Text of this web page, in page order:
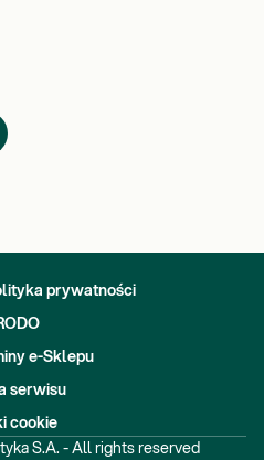
prywatności
e-Sklepu
serwisu
cookie
S.A. - All rights reserved